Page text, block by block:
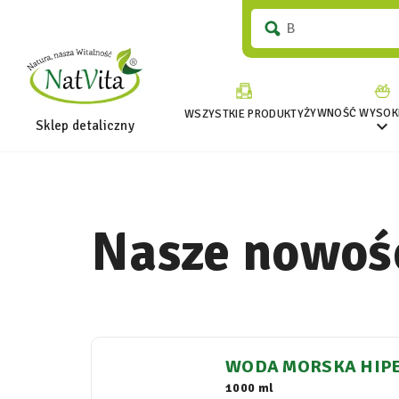
Sklep detaliczny
WSZYSTKIE PRODUKTYŻYWNOŚĆ

Nasze
WODA MORSKA
TMORZE Z OCEANU
1000 ml